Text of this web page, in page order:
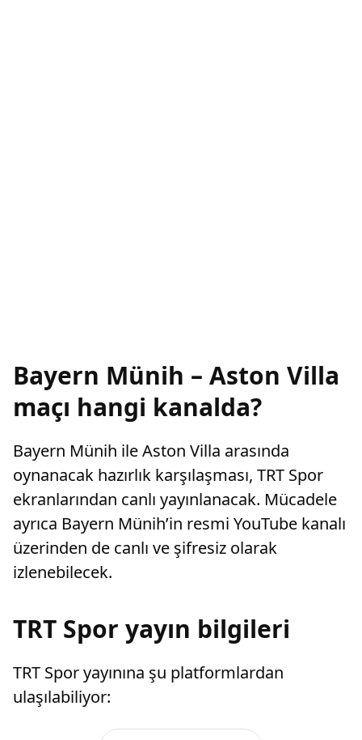
Bayern Münih – Aston Villa
maçı hangi kanalda?
Bayern Münih ile Aston Villa arasında
oynanacak hazırlık karşılaşması, TRT Spor
ekranlarından canlı yayınlanacak. Mücadele
ayrıca Bayern Münih’in resmi YouTube kanalı
üzerinden de canlı ve şifresiz olarak
izlenebilecek.
TRT Spor yayın bilgileri
TRT Spor yayınına şu platformlardan
ulaşılabiliyor: